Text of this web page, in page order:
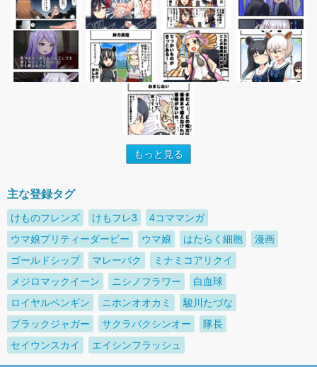
もっと見る
主な登録タグ
けものフレンズ けもフレ3
4コママンガ
ウマ娘プリティーダービー
ウマ娘 はたらく細胞
漫画
ゴールドシップ
マレーバク
ミナミコアリクイ
メジロマックイーン
ニシノフラワー
白血球
ロイヤルペンギン
ニホンオオカミ
駿川たづな
ブラックジャガー
サクラバクシンオー
隊長
セイウンスカイ
エイシンフラッシュ